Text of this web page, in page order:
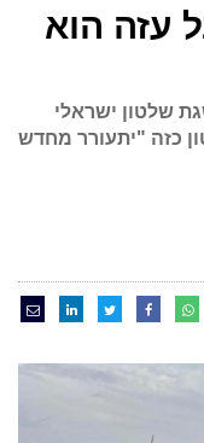
עזה הוא
שלטון ישראלי
כזה "יתעורר מחדש